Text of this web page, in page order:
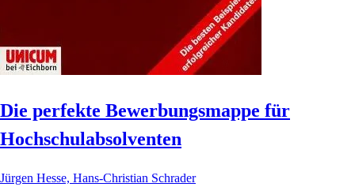
Die perfekte Bewerbungsmappe für
Hochschulabsolventen
Jürgen Hesse, Hans-Christian Schrader